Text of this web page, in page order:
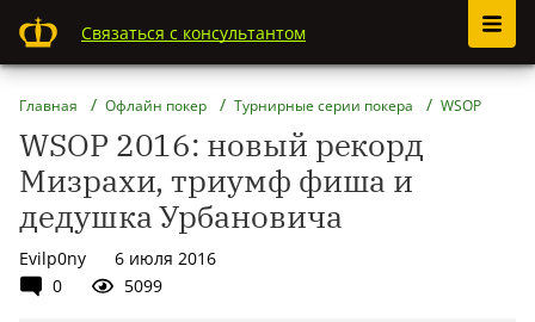
Связаться с консультантом
Главная Офлайн покер Турнирные серии покера WSOP
WSOP 2016: новый рекорд
Мизрахи, триумф фиша и
дедушка Урбановича
Evilp0ny
6 июля 2016
0
5099